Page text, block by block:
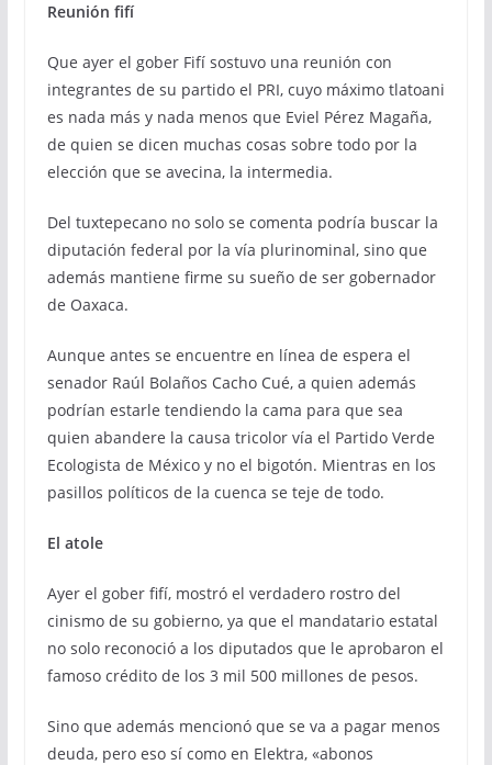
Reunión fifí
Que ayer el gober Fifí sostuvo una reunión con
integrantes de su partido el PRI, cuyo máximo tlatoani
es nada más y nada menos que Eviel Pérez Magaña,
de quien se dicen muchas cosas sobre todo por la
elección que se avecina, la intermedia.
Del tuxtepecano no solo se comenta podría buscar la
diputación federal por la vía plurinominal, sino que
además mantiene firme su sueño de ser gobernador
de Oaxaca.
Aunque antes se encuentre en línea de espera el
senador Raúl Bolaños Cacho Cué, a quien además
podrían estarle tendiendo la cama para que sea
quien abandere la causa tricolor vía el Partido Verde
Ecologista de México y no el bigotón. Mientras en los
pasillos políticos de la cuenca se teje de todo.
El atole
Ayer el gober fifí, mostró el verdadero rostro del
cinismo de su gobierno, ya que el mandatario estatal
no solo reconoció a los diputados que le aprobaron el
famoso crédito de los 3 mil 500 millones de pesos.
Sino que además mencionó que se va a pagar menos
deuda, pero eso sí como en Elektra, «abonos